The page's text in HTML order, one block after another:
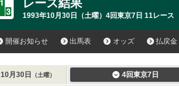
レース結果
1993年10月30日（土曜）4回東京7日 11レース
開催お知らせ 出馬表 オッズ 払戻金
10月30日 （土曜） 4回東京7日